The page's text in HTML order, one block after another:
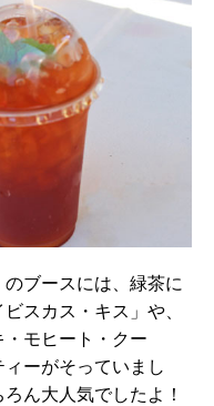
のブースには、緑茶に
スカス・キス」や、
モヒート・クー
ーがそっていまし
ん大人気でしたよ！